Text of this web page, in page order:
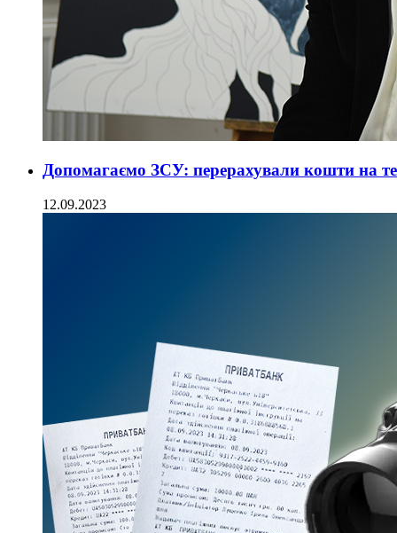
Допомагаємо ЗСУ: перерахували кошти на
12.09.2023